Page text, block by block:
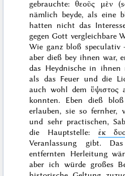
gebrauchte:θεοῦς μὲν
nämlich beyde, als eine
hatten nicht das
gegen Gott vergleichbare
Wie ganz bloß speculativ
aber dieß bey ihnen war,
das Heydnische in ihnen
als das Feuer und die
auch wohl dem ὕψιστος
konnten. Eben dieß bloß
erlauben, sie so fernher,
und sehr practischen,
die Hauptstelle: ἐκ
Veranlassung gibt.
entfernten Herleitung
aber ich würde großes